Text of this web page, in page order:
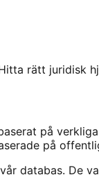
rätt juridisk
på
på
databas. De